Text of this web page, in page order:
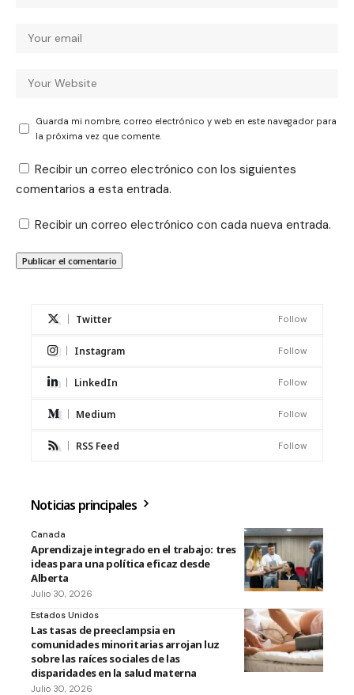
Guarda mi nombre, correo electrónico y web en este navegador para
la próxima vez que comente.
Recibir un correo electrónico con los siguientes
comentarios a esta entrada.
Recibir un correo electrónico con cada nueva entrada.
Twitter Follow
Instagram Follow
LinkedIn Follow
Medium Follow
RSS Feed Follow
Noticias principales
Canada
Aprendizaje integrado en el trabajo: tres
ideas para una política eficaz desde
Alberta
Julio 30, 2026
Estados Unidos
Las tasas de preeclampsia en
comunidades minoritarias arrojan luz
sobre las raíces sociales de las
disparidades en la salud materna
Julio 30, 2026